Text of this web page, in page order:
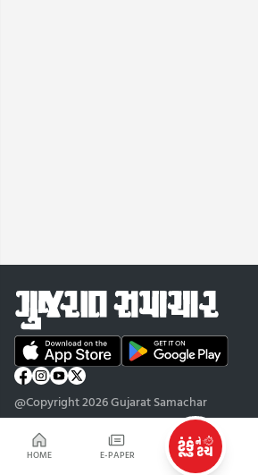
HOME E-PAPER
@Copyright 2026 Gujarat Samachar